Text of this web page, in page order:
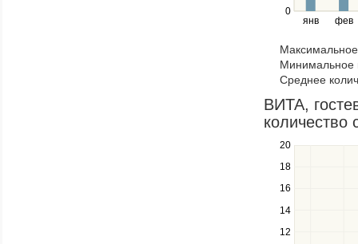
янв фев
0
right
navigate
through
items
in
a
series.
Минимальное
Среднее
ВИТА,
количество
12
14
16
18
20
Use
the
and
down
to